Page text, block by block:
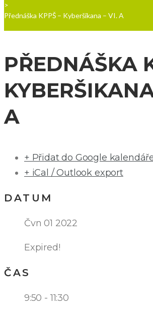
>
Přednáška KPPŠ – Kyberšikana – VI. A
PŘEDNÁŠKA
A
+ Přidat do Google
+ iCal / Outlook export
DATUM
Čvn 01 2022
Expired!
ČAS
9:50 - 11:30